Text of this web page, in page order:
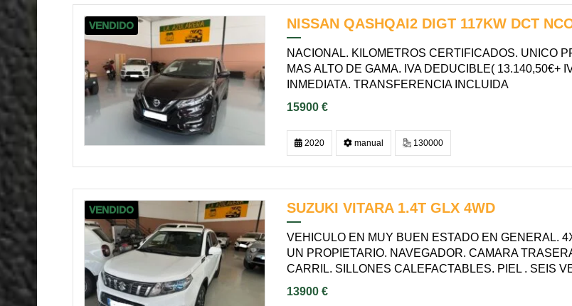
VENDIDO NISSAN QASHQAI2 DIGT 117KW DCT
NACIONAL. KILOMETROS CERTIFICADOS. UNICO
MAS ALTO DE GAMA. IVA DEDUCIBLE( 13.140,50€+
INMEDIATA. TRANSFERENCIA INCLUIDA
15900 €
2020 manual 130000
VENDIDO SUZUKI VITARA 1.4T GLX 4WD
VEHICULO EN MUY BUEN ESTADO EN GENERAL.
UN PROPIETARIO. NAVEGADOR. CAMARA
CARRIL. SILLONES CALEFACTABLES. PIEL . SEIS
13900 €